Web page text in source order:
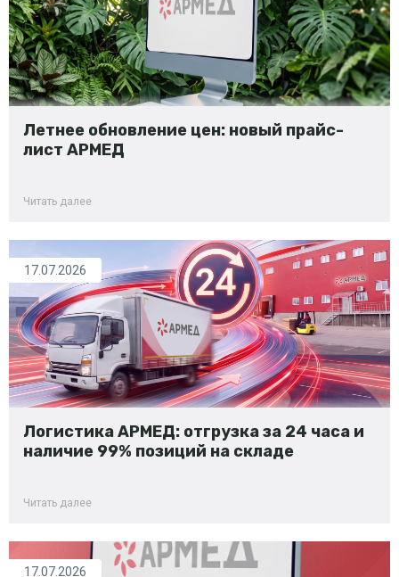
Летнее обновление цен: новый прайс-
лист АРМЕД
Читать далее
Логистика АРМЕД: отгрузка за 24 часа и
наличие 99% позиций на складе
Читать далее
17.07.2026
17.07.2026